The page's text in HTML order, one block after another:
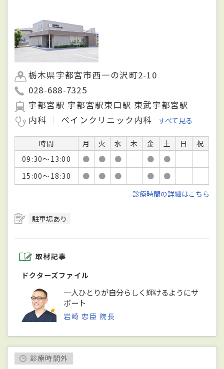
栃木県宇都宮市西一の沢町2-10
028-688-7325
宇都宮駅 宇都宮駅東口駅 東武宇都宮駅
内科
ペインクリニック内科 すべて見る
時間 月 火 水 木 金 土 日
祝
09:30～13:00
● ● ● － ● ● －
－
15:00～18:30
● ● ● － ● ● －
－
診療時間の詳細はこちら
駐車場あり
取材記事
ドクターズファイル
一人ひとりが自分らしく輝けるようにサ
ポート
岩崎 忠臣 院長
診療時間外